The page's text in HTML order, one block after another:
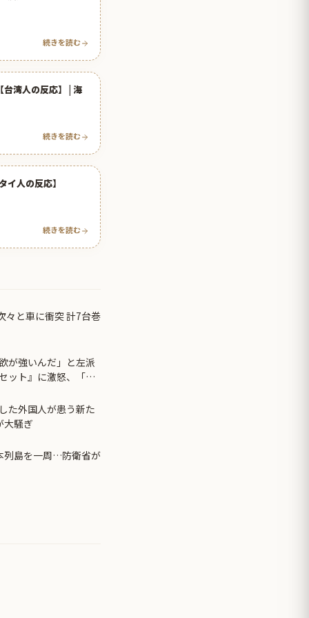
続きを読む
湾人の反応】 | 海
続きを読む
人の反応】
続きを読む
々と車に衝突 計7台巻
が強いんだ」と左派
ット』に激怒、「こ
た外国人が患う新た
大騒ぎ
列島を一周…防衛省が